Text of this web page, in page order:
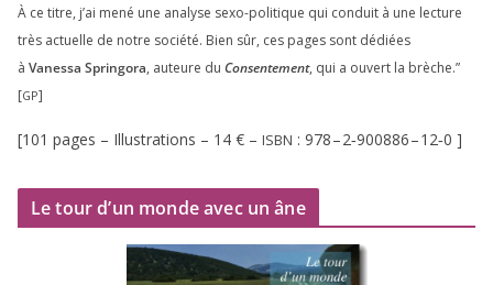
À ce titre, j’ai mené une ana­lyse sexo-poli­tique qui conduit à une lec­ture
très actuelle de notre socié­té. Bien sûr, ces pages sont dédiées
à Vanessa Springora, auteure du Consentement, qui a ouvert la brèche.”
[GP]
[101 pages – Illustrations – 14 € – ISBN : 978–2‑900886–12‑0 ]
Le tour d’un monde avec un âne